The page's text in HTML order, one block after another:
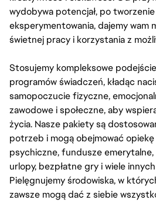
wydobywa potencjał, po
eksperymentowania, dajemy wam
świetnej pracy i korzystania z
Stosujemy kompleksowe
programów świadczeń, kładąc
samopoczucie fizyczne,
zawodowe i społeczne, aby
życia. Nasze pakiety są
potrzeb i mogą obejmować
psychiczne, fundusze emerytalne,
urlopy, bezpłatne gry i wiele
Pielęgnujemy środowiska, w
zawsze mogą dać z siebie